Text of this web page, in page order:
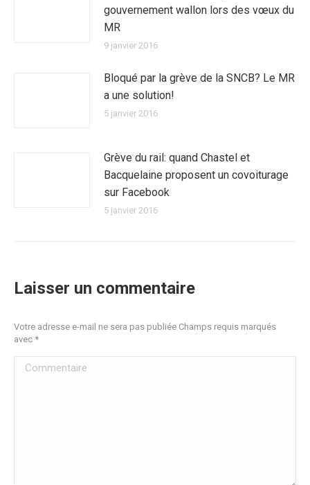
gouvernement wallon lors des vœux du
MR
9 janvier 2016
Bloqué par la grève de la SNCB? Le MR
a une solution!
5 janvier 2016
Grève du rail: quand Chastel et
Bacquelaine proposent un covoiturage
sur Facebook
5 janvier 2016
Laisser un commentaire
Votre adresse e-mail ne sera pas publiée Champs requis marqués
avec *
Commentaire